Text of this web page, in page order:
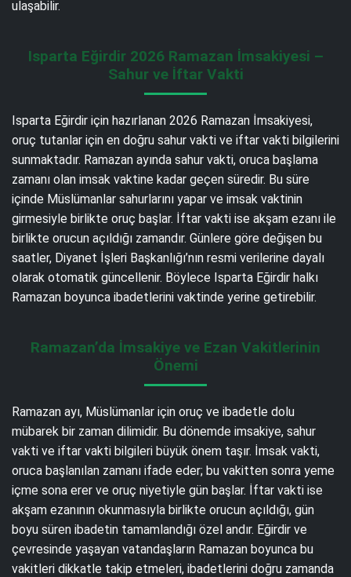
ulaşabilir.
Isparta Eğirdir 2026 Ramazan İmsakiyesi –
Sahur ve İftar Vakti
Isparta Eğirdir için hazırlanan 2026 Ramazan İmsakiyesi,
oruç tutanlar için en doğru sahur vakti ve iftar vakti bilgilerini
sunmaktadır. Ramazan ayında sahur vakti, oruca başlama
zamanı olan imsak vaktine kadar geçen süredir. Bu süre
içinde Müslümanlar sahurlarını yapar ve imsak vaktinin
girmesiyle birlikte oruç başlar. İftar vakti ise akşam ezanı ile
birlikte orucun açıldığı zamandır. Günlere göre değişen bu
saatler, Diyanet İşleri Başkanlığı’nın resmi verilerine dayalı
olarak otomatik güncellenir. Böylece Isparta Eğirdir halkı
Ramazan boyunca ibadetlerini vaktinde yerine getirebilir.
Ramazan’da İmsakiye ve Ezan Vakitlerinin
Önemi
Ramazan ayı, Müslümanlar için oruç ve ibadetle dolu
mübarek bir zaman dilimidir. Bu dönemde imsakiye, sahur
vakti ve iftar vakti bilgileri büyük önem taşır. İmsak vakti,
oruca başlanılan zamanı ifade eder; bu vakitten sonra yeme
içme sona erer ve oruç niyetiyle gün başlar. İftar vakti ise
akşam ezanının okunmasıyla birlikte orucun açıldığı, gün
boyu süren ibadetin tamamlandığı özel andır. Eğirdir ve
çevresinde yaşayan vatandaşların Ramazan boyunca bu
vakitleri dikkatle takip etmeleri, ibadetlerini doğru zamanda